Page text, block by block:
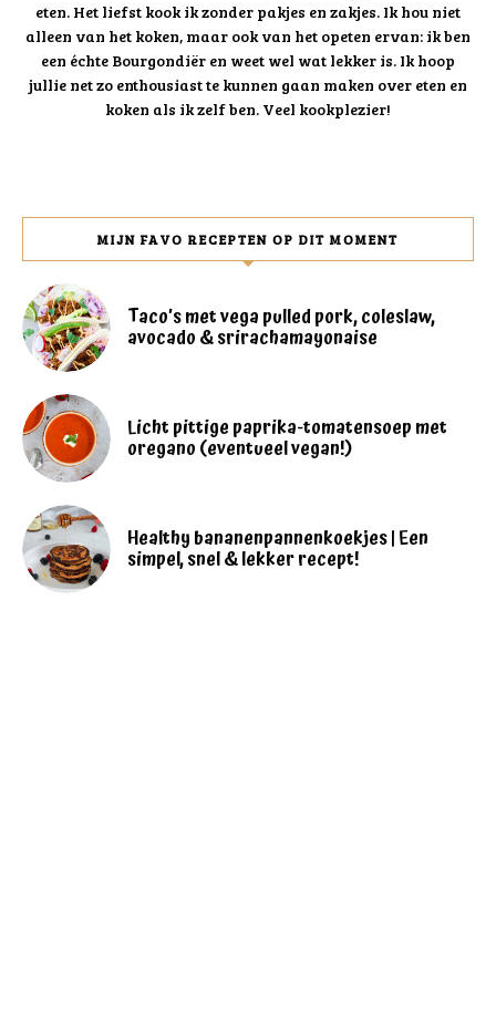
eten. Het liefst kook ik zonder pakjes en zakjes. Ik hou niet
alleen van het koken, maar ook van het opeten ervan: ik ben
een échte Bourgondiër en weet wel wat lekker is. Ik hoop
jullie net zo enthousiast te kunnen gaan maken over eten en
koken als ik zelf ben. Veel kookplezier!
MIJN FAVO RECEPTEN OP DIT MOMENT
Taco’s met vega pulled pork, coleslaw,
avocado & srirachamayonaise
Licht pittige paprika-tomatensoep met
oregano (eventueel vegan!)
Healthy bananenpannenkoekjes | Een
simpel, snel & lekker recept!